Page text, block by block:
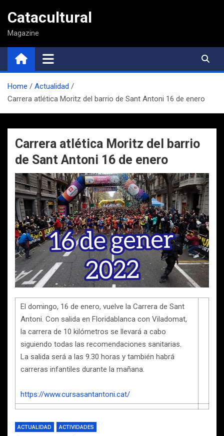
contenido
Catacultural
Magazine
Home
Actualidad
Carrera atlética Moritz del barrio de Sant Antoni 16 de enero
Carrera atlética Moritz del barrio
de Sant Antoni 16 de enero
El domingo, 16 de enero, vuelve la Carrera de Sant
Antoni. Con salida en Floridablanca con Viladomat,
la carrera de 10 kilómetros se llevará a cabo
siguiendo todas las recomendaciones sanitarias.
La salida será a las 9.30 horas y también habrá
carreras infantiles durante la mañana.
https://www.cursasantantoni.cat/
ACTUALIDAD ACTIVIDADES